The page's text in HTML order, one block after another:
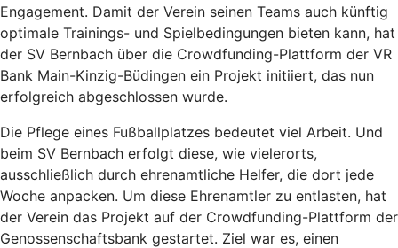
Engagement. Damit der Verein seinen Teams auch künftig
optimale Trainings- und Spielbedingungen bieten kann, hat
der SV Bernbach über die Crowdfunding-Plattform der VR
Bank Main-Kinzig-Büdingen ein Projekt initiiert, das nun
erfolgreich abgeschlossen wurde.
Die Pflege eines Fußballplatzes bedeutet viel Arbeit. Und
beim SV Bernbach erfolgt diese, wie vielerorts,
ausschließlich durch ehrenamtliche Helfer, die dort jede
Woche anpacken. Um diese Ehrenamtler zu entlasten, hat
der Verein das Projekt auf der Crowdfunding-Plattform der
Genossenschaftsbank gestartet. Ziel war es, einen